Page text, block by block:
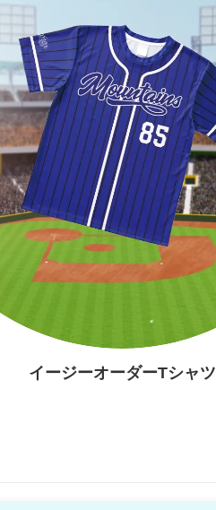
イージーオーダーTシャツ